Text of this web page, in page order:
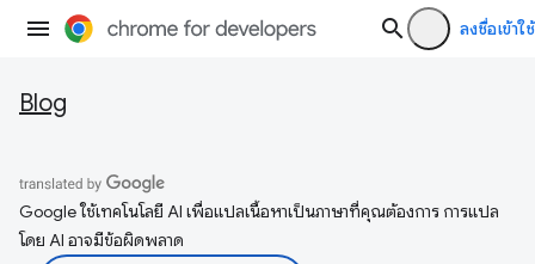
ลงชื่อเข้าใช้
Blog
Google ใช้เทคโนโลยี AI เพื่อแปลเนื้อหาเป็นภาษาที่คุณต้องการ การแปล
โดย AI อาจมีข้อผิดพลาด